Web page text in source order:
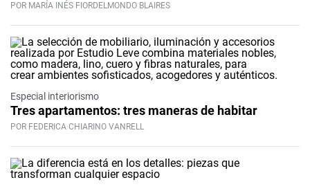
POR MARÍA INÉS FIORDELMONDO BLAIRES
Especial interiorismo
Tres apartamentos: tres maneras de habitar
POR FEDERICA CHIARINO VANRELL